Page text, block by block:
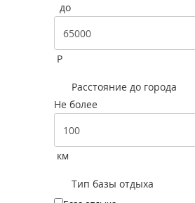
до
Р
Расстояние до города
Не более
км
Тип базы отдыха